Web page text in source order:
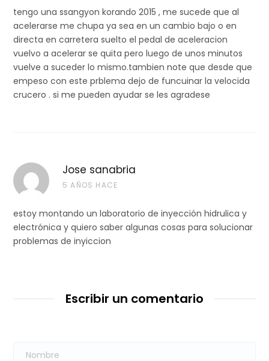
tengo una ssangyon korando 2015 , me sucede que al
acelerarse me chupa ya sea en un cambio bajo o en
directa en carretera suelto el pedal de aceleracion
vuelvo a acelerar se quita pero luego de unos minutos
vuelve a suceder lo mismo.tambien note que desde que
empeso con este prblema dejo de funcuinar la velocida
crucero . si me pueden ayudar se les agradese
Jose sanabria
5 AÑOS HACE
estoy montando un laboratorio de inyección hidrulica y
electrónica y quiero saber algunas cosas para solucionar
problemas de inyiccion
Escribir un comentario